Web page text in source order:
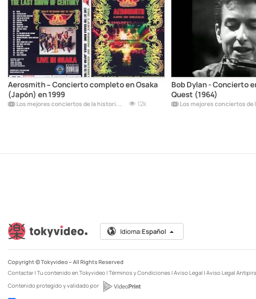
Aerosmith – Concierto completo en Osaka
(Japón) en 1999
Los mejores conciertos de la historia del rock 12k
Bob Dylan - Concierto
Quest (1964)
Idioma:Español
Copyright © Tokyvideo – All Rights Reserved
Contactar | Tu contenido en Tokyvideo | Términos y Condiciones | Aviso Legal | Aviso Legal
Contenido protegido y validado por